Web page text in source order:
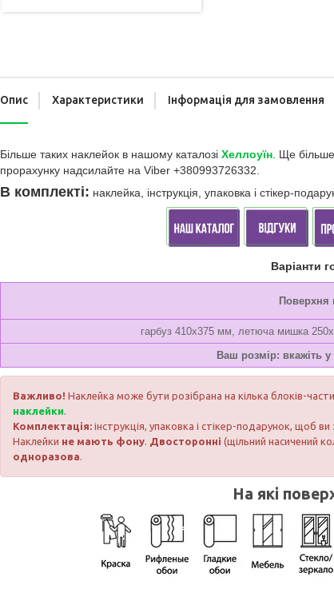
Опис Характеристики Інформація для замовлення
Більше таких наклейок в нашому каталозі Хеллоуїн. Ще більше
прорахунку надсилайте на Viber +380993726332.
В комплекті: наклейка, інструкція, упаковка і стікер-
Варіанти
Поверхня
гарбуз 410х375 мм, летюча мишка
Ваш розмір: вкажіть
Важливо! Наклейка може бути розібрана на кілька блоків-
наклейки.
Комплектація: інструкція, упаковка і стікер-подарунок, щоб
Наклейки не мають фону. Двосторонні (щільний насичений
одноразова.
На які